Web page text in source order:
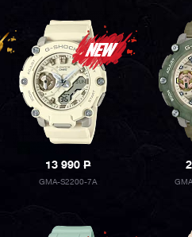
13 990P
GMA-S2200-7A